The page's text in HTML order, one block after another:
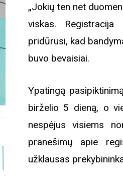
„Jokių ten net
viskas.
pridūrusi, kad
buvo bevaisiai.
Ypatingą
birželio 5 dieną, o
nespėjus visiems
pranešimų apie
užklausas